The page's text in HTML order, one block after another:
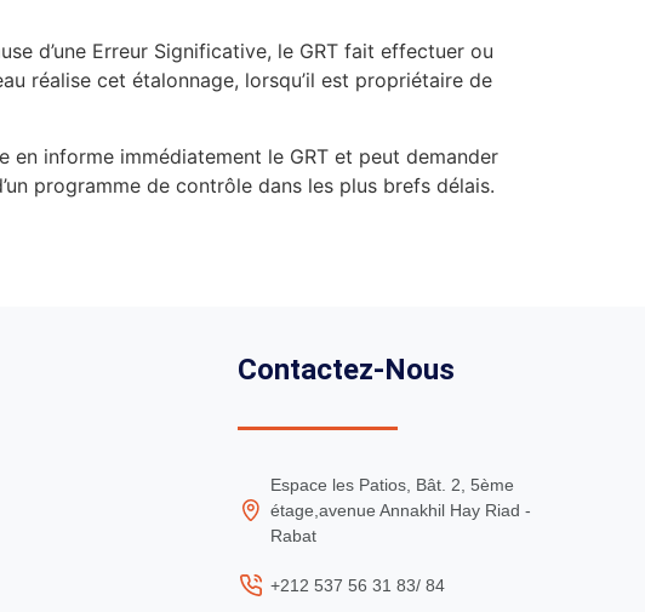
d’une Erreur Significative, le GRT fait effectuer ou
réalise cet étalonnage, lorsqu’il est propriétaire de
en informe immédiatement le GRT et peut demander
programme de contrôle dans les plus brefs délais.
Contactez-Nous
Espace les Patios, Bât. 2, 5ème
étage,avenue Annakhil Hay Riad -
Rabat
+212 537 56 31 83/ 84